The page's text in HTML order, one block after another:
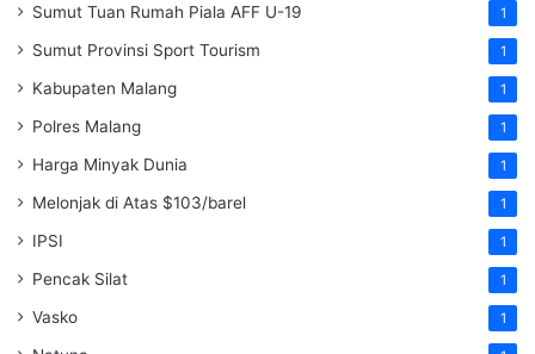
Sumut Tuan Rumah Piala AFF U-19 1
Sumut Provinsi Sport Tourism 1
Kabupaten Malang 1
Polres Malang 1
Harga Minyak Dunia 1
Melonjak di Atas $103/barel 1
IPSI 1
Pencak Silat 1
Vasko 1